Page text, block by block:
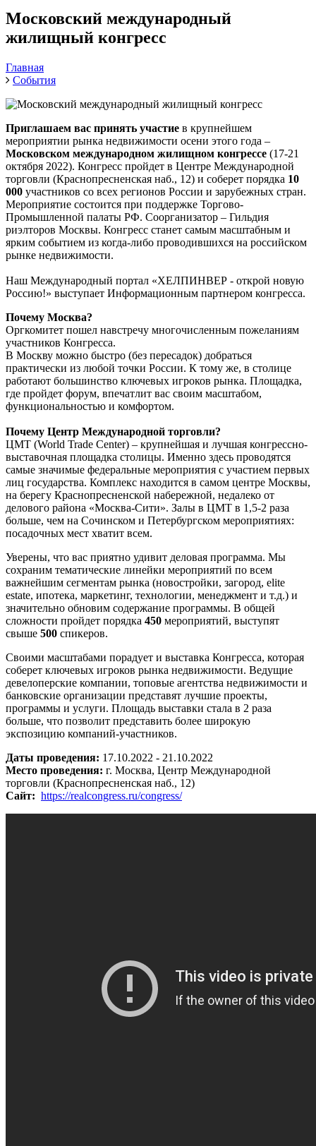
Московский международный
жилищный конгресс
Главная
События
Приглашаем вас принять участие в крупнейшем
мероприятии рынка недвижимости осени этого года –
Московском международном жилищном конгрессе (17-21
октября 2022). Конгресс пройдет в Центре Международной
торговли (Краснопресненская наб., 12) и соберет порядка 10
000 участников со всех регионов России и зарубежных стран.
Мероприятие состоится при поддержке Торгово-
Промышленной палаты РФ. Соорганизатор – Гильдия
риэлторов Москвы. Конгресс станет самым масштабным и
ярким событием из когда-либо проводившихся на российском
рынке недвижимости.
Наш Международный портал «ХЕЛПИНВЕР - открой новую
Россию!» выступает Информационным партнером конгресса.
Почему Москва?
Оргкомитет пошел навстречу многочисленным пожеланиям
участников Конгресса.
В Москву можно быстро (без пересадок) добраться
практически из любой точки России. К тому же, в столице
работают большинство ключевых игроков рынка. Площадка,
где пройдет форум, впечатлит вас своим масштабом,
функциональностью и комфортом.
Почему Центр Международной торговли?
ЦМТ (World Trade Center) – крупнейшая и лучшая конгрессно-
выставочная площадка столицы. Именно здесь проводятся
самые значимые федеральные мероприятия с участием первых
лиц государства. Комплекс находится в самом центре Москвы,
на берегу Краснопресненской набережной, недалеко от
делового района «Москва-Сити». Залы в ЦМТ в 1,5-2 раза
больше, чем на Сочинском и Петербургском мероприятиях:
посадочных мест хватит всем.
Уверены, что вас приятно удивит деловая программа. Мы
сохраним тематические линейки мероприятий по всем
важнейшим сегментам рынка (новостройки, загород, elite
estate, ипотека, маркетинг, технологии, менеджмент и т.д.) и
значительно обновим содержание программы. В общей
сложности пройдет порядка 450 мероприятий, выступят
свыше 500 спикеров.
Своими масштабами порадует и выставка Конгресса, которая
соберет ключевых игроков рынка недвижимости. Ведущие
девелоперские компании, топовые агентства недвижимости и
банковские организации представят лучшие проекты,
программы и услуги. Площадь выставки стала в 2 раза
больше, что позволит представить более широкую
экспозицию компаний-участников.
Даты проведения: 17.10.2022 - 21.10.2022
Место проведения: г. Москва, Центр Международной
торговли (Краснопресненская наб., 12)
Сайт: https://realcongress.ru/congress/